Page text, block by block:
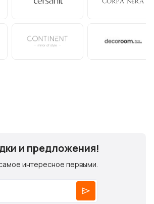
и предложения!
интересное первыми.